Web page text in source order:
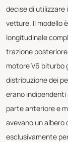
decise di utilizzare
vetture. Il modello
longitudinale
trazione
motore V6 biturbo
distribuzione dei
erano
parte anteriore e
avevano un albero
esclusivamente